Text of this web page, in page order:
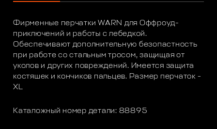
Фирменные перчатки WARN для Оффроуд-
приключений и работы с лебедкой.
Обеспечивают дополнительную безопастность
при работе со стальным тросом, защищая от
уколов и других повреждений. Имеется защита
костяшек и кончиков пальцев. Размер перчаток -
XL
Каталожный номер детали: 88895